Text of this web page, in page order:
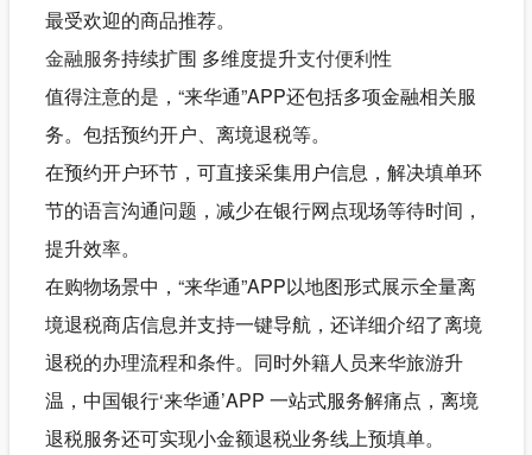
最受欢迎的商品推荐。
金融服务持续扩围 多维度提升支付便利性
值得注意的是，“来华通”APP还包括多项金融相关服
务。包括预约开户、离境退税等。
在预约开户环节，可直接采集用户信息，解决填单环
节的语言沟通问题，减少在银行网点现场等待时间，
提升效率。
在购物场景中，“来华通”APP以地图形式展示全量离
境退税商店信息并支持一键导航，还详细介绍了离境
退税的办理流程和条件。同时外籍人员来华旅游升
温，中国银行‘来华通’APP 一站式服务解痛点，离境
退税服务还可实现小金额退税业务线上预填单。